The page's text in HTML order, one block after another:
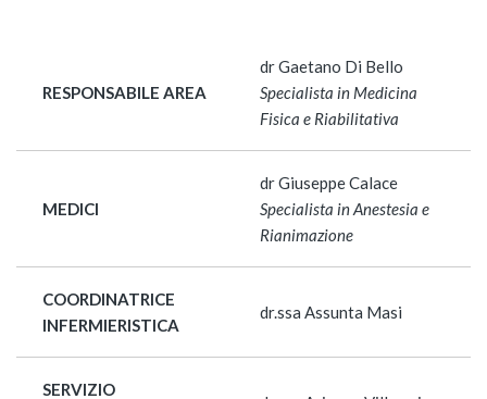
RESPONSABILE AREA
dr Gaetano Di Bello
Specialista in Medicina
Fisica e Riabilitativa
MEDICI
dr Giuseppe Calace
Specialista in Anestesia e
Rianimazione
COORDINATRICE
INFERMIERISTICA
dr.ssa Assunta Masi
SERVIZIO